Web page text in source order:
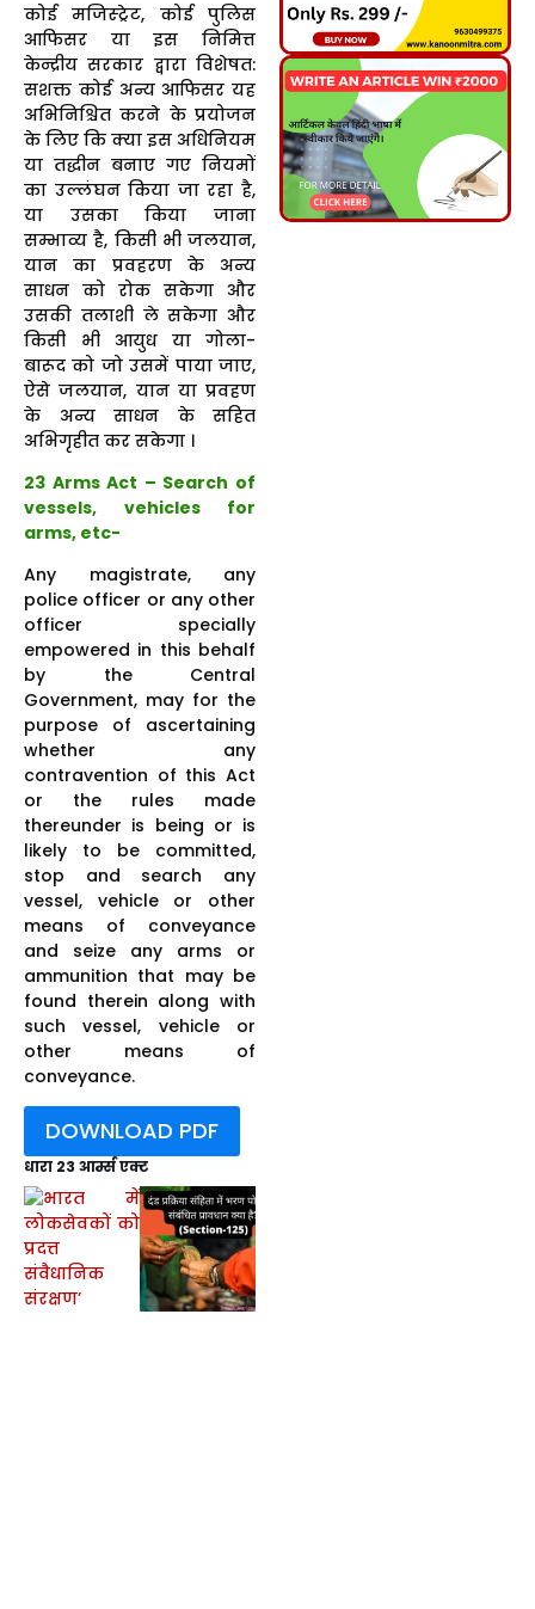
कोई मजिस्ट्रेट, कोई पुलिस
आफिसर या इस निमित्त
केन्द्रीय सरकार द्वारा विशेषत:
सशक्त कोई अन्य आफिसर यह
अभिनिश्चित करने के प्रयोजन
के लिए कि क्या इस अधिनियम
या तद्धीन बनाए गए नियमों
का उल्लंघन किया जा रहा है,
या उसका किया जाना
सम्भाव्य है, किसी भी जलयान,
यान का प्रवहरण के अन्य
साधन को रोक सकेगा और
उसकी तलाशी ले सकेगा और
किसी भी आयुध या गोला-
बारूद को जो उसमें पाया जाए,
ऐसे जलयान, यान या प्रवहण
के अन्य साधन के सहित
अभिगृहीत कर सकेगा ।
23 Arms Act – Search of
vessels, vehicles for
arms, etc-
Any magistrate, any
police officer or any other
officer specially
empowered in this behalf
by the Central
Government, may for the
purpose of ascertaining
whether any
contravention of this Act
or the rules made
thereunder is being or is
likely to be committed,
stop and search any
vessel, vehicle or other
means of conveyance
and seize any arms or
ammunition that may be
found therein along with
such vessel, vehicle or
other means of
conveyance.
DOWNLOAD PDF
धारा 23 आर्म्स एक्ट